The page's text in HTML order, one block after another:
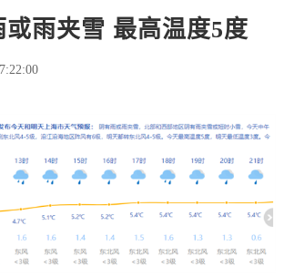
或雨夹雪 最高温度5度